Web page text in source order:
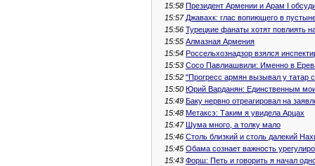
15:58 Президент Армении и Арам I
15:57 Джавахк: глас вопиющего в
15:56 Турецкие фанаты хотят повлиять
15:55 Алмазная Армения
15:54 Россельхознадзор взялся
15:53 Сосо Павлиашвили: Именно в
15:52 "Прогресс армян вызывал у татар
15:50 Юрий Варданян: Единственным
15:49 Баку нервно отреагировал на
15:48 Метаксэ: Таким я увидела Арцах
15:47 Шума много, а толку мало
15:46 Cтоль близкий и столь далекий
15:45 Обама сознает важность
15:43 Форш: Петь и говорить я начал